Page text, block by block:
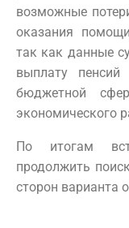
возможные
оказания
так как данные
выплату
бюджетной
экономического
По итогам
продолжить
сторон варианта